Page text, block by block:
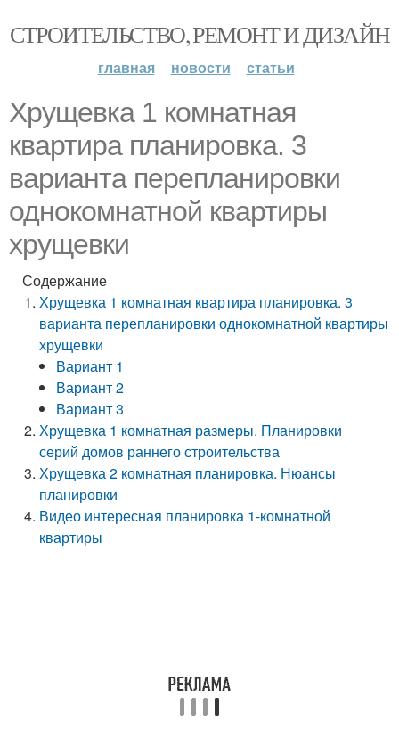
СТРОИТЕЛЬСТВО, РЕМОНТ И ДИЗАЙН
главная новости статьи
Хрущевка 1 комнатная
квартира планировка. 3
варианта перепланировки
однокомнатной квартиры
хрущевки
Содержание
Хрущевка 1 комнатная квартира планировка. 3
варианта перепланировки однокомнатной квартиры
хрущевки
Вариант 1
Вариант 2
Вариант 3
Хрущевка 1 комнатная размеры. Планировки
серий домов раннего строительства
Хрущевка 2 комнатная планировка. Нюансы
планировки
Видео интересная планировка 1-комнатной
квартиры